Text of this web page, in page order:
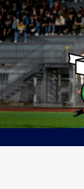
Skip
to
content